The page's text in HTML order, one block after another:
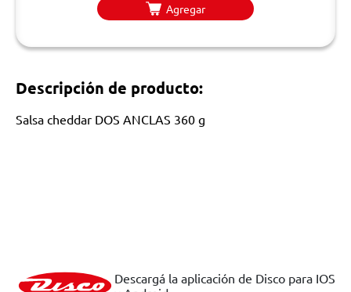
Agregar
Descripción de producto:
Salsa cheddar DOS ANCLAS 360 g
Descargá la aplicación de Disco para IOS